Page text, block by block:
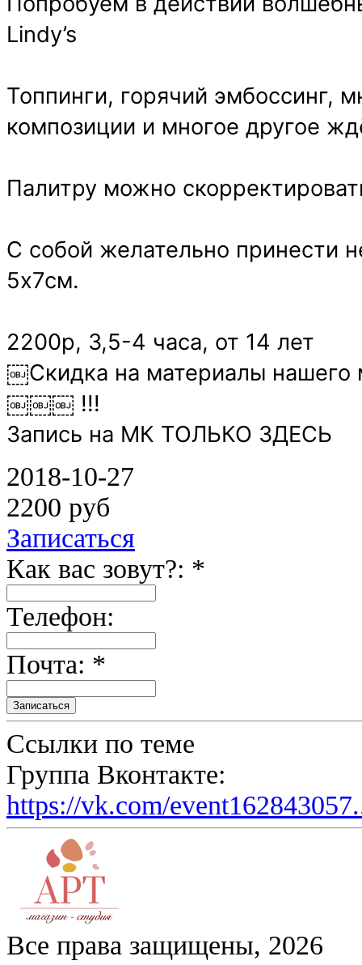
Lindy’s
Топпинги, горячий эмбоссинг,
композиции и многое другое
Палитру можно
С собой желательно принести
5х7см.
2200р, 3,5-4 часа, от 14 лет
￼Скидка на материалы нашего
￼￼￼ !!!
Запись на МК ТОЛЬКО ЗДЕСЬ
2018-10-27
2200 руб
Записаться
Как вас зовут?: *
Телефон:
Почта: *
Ссылки по теме
Группа Вконтакте:
https://vk.com/
Все права защищены, 2026